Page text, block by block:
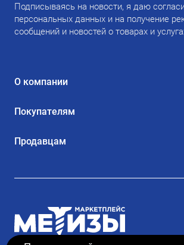
Подписываясь на новости, я даю
персональных данных и на получение
сообщений и новостей о товарах и
О компании
Покупателям
Продавцам